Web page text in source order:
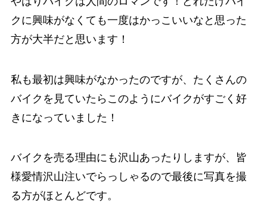
クに興味がなくても一度はかっこいいなと思った
方が大半だと思います！
私も最初は興味がなかったのですが、たくさんの
バイクを見ていたらこのようにバイクがすごく好
きになっていました！
バイクを売る理由にも沢山あったりしますが、皆
様愛情沢山注いでらっしゃるので最後に写真を撮
る方がほとんどです。